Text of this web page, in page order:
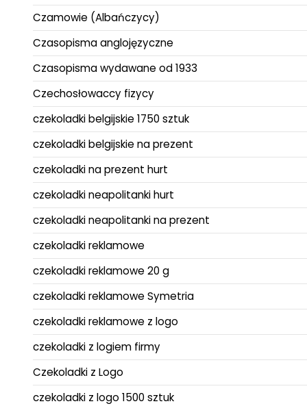
Czamowie (Albańczycy)
Czasopisma anglojęzyczne
Czasopisma wydawane od 1933
Czechosłowaccy fizycy
czekoladki belgijskie 1750 sztuk
czekoladki belgijskie na prezent
czekoladki na prezent hurt
czekoladki neapolitanki hurt
czekoladki neapolitanki na prezent
czekoladki reklamowe
czekoladki reklamowe 20 g
czekoladki reklamowe Symetria
czekoladki reklamowe z logo
czekoladki z logiem firmy
Czekoladki z Logo
czekoladki z logo 1500 sztuk